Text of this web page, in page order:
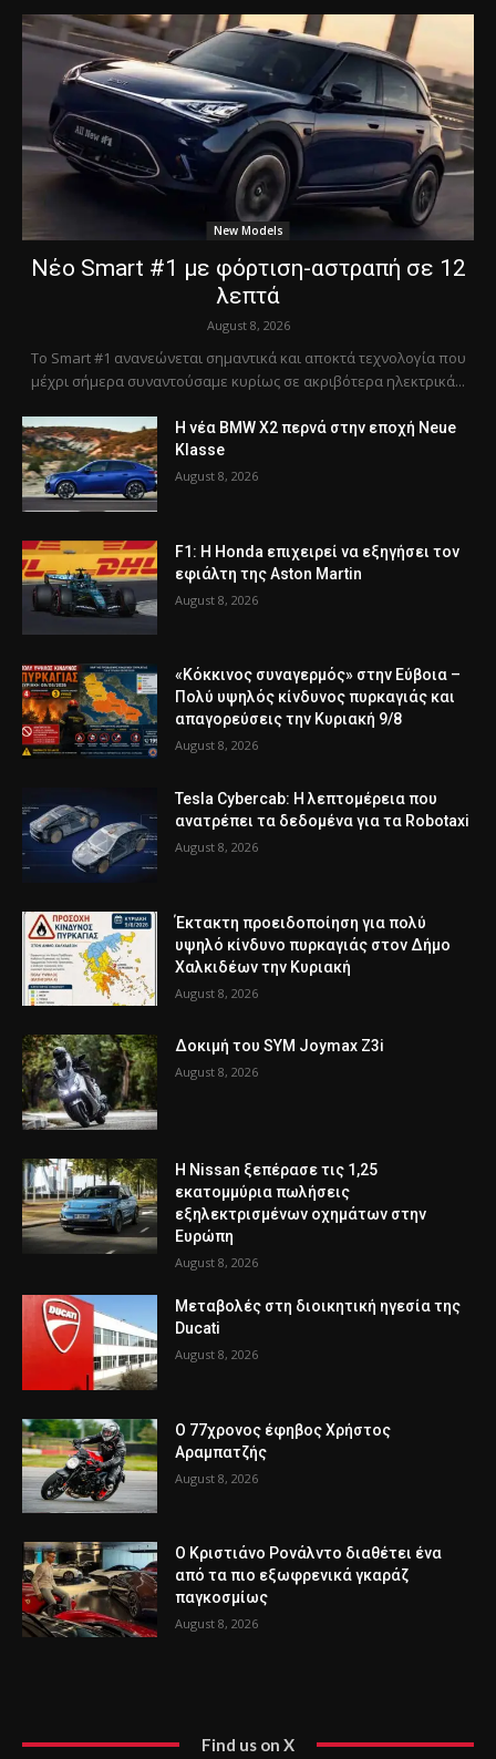
New Models
Νέο Smart #1 με φόρτιση-αστραπή σε 12
λεπτά
August 8, 2026
Το Smart #1 ανανεώνεται σημαντικά και αποκτά τεχνολογία που
μέχρι σήμερα συναντούσαμε κυρίως σε ακριβότερα ηλεκτρικά...
Η νέα BMW X2 περνά στην εποχή Neue
Klasse
August 8, 2026
F1: Η Honda επιχειρεί να εξηγήσει τον
εφιάλτη της Aston Martin
August 8, 2026
«Κόκκινος συναγερμός» στην Εύβοια –
Πολύ υψηλός κίνδυνος πυρκαγιάς και
απαγορεύσεις την Κυριακή 9/8
August 8, 2026
Tesla Cybercab: Η λεπτομέρεια που
ανατρέπει τα δεδομένα για τα Robotaxi
August 8, 2026
Έκτακτη προειδοποίηση για πολύ
υψηλό κίνδυνο πυρκαγιάς στον Δήμο
Χαλκιδέων την Κυριακή
August 8, 2026
Δοκιμή του SYM Joymax Z3i
August 8, 2026
Η Nissan ξεπέρασε τις 1,25
εκατομμύρια πωλήσεις
εξηλεκτρισμένων οχημάτων στην
Ευρώπη
August 8, 2026
Μεταβολές στη διοικητική ηγεσία της
Ducati
August 8, 2026
Ο 77χρονος έφηβος Χρήστος
Αραμπατζής
August 8, 2026
Ο Κριστιάνο Ρονάλντο διαθέτει ένα
από τα πιο εξωφρενικά γκαράζ
παγκοσμίως
August 8, 2026
Find us on X